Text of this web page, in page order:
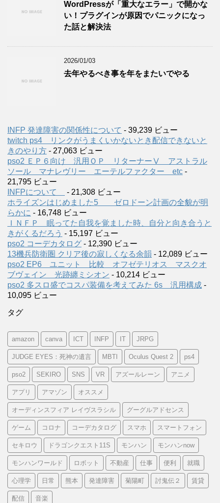
WordPressが「重大なエラー」で開かな
い！プラグインが原因でパニックになっ
た話と解決法
2026/01/03
去年やるべき事を年をまたいでやる
INFP 発達障害の関係性について - 39,239 ビュー
twitch ps4 リンクがうまくいかないとき配信できないと
きのやり方 - 27,063 ビュー
pso2 ＥＰ６向け 汎用ＯＰ リターナーⅤ アストラル
ソール マナレヴリー エーテルファクター etc -
21,795 ビュー
INFPについて
- 21,308 ビュー
ホライズンはじめました5 ゼロドーン計画の全貌が明
らかに - 16,748 ビュー
ＩＮＦＰ 眠ってた自我を覚ました時、自分と向き合うと
きがくるだろう - 15,197 ビュー
pso2 コーデカタログ - 12,390 ビュー
13機兵防衛圏 クリア後の寂しくなる余韻 - 12,089 ビュー
pso2 EP6 ユニット 比較 オフゼテリオス マスクオ
ブヴェイン 光跡纏ミシオン - 10,214 ビュー
pso2 多スロ盛でコスパ装備を考えてみた 6s 汎用構成 -
10,095 ビュー
タグ
amazon canva ICT INFP IT JRPG
JUDGE EYES：死神の遺言 MBTI Oculus Quest 2 ps4
pso2 SEKIRO SNS VR アズールレーン アニメ
アプリ アマゾン オススメ
オーディンスフィア レイヴスラシル グーグルアドセンス
ゲーム コロナ コーデカタログ スマホ スマートフォン
セキロウ ドラゴンクエスト11S モンハン モンハンnow
モンハンワールド ロボット 不動産 仕事 便利 就職
心理学 日常 熊本 発達障害 菊陽町 討鬼伝２ 賃貸
配信 音楽